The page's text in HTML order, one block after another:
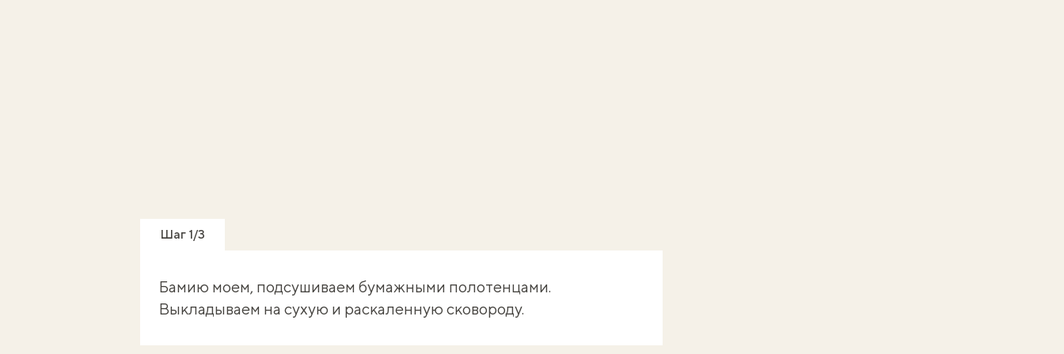
Шаг 1/3
Бамию моем, подсушиваем бумажными полотенцами.
Выкладываем на сухую и раскаленную сковороду.